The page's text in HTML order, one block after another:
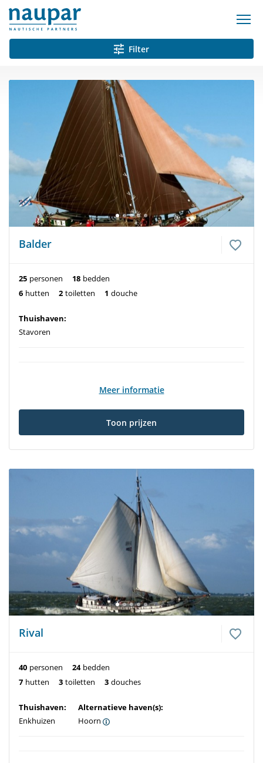
Filter
Balder
25 personen 18 bedden
6 hutten 2 toiletten 1 douche
Thuishaven:
Stavoren
Meer informatie
Toon prijzen
Rival
40 personen 24 bedden
7 hutten 3 toiletten 3 douches
Thuishaven:
Enkhuizen
Alternatieve haven(s):
Hoorn